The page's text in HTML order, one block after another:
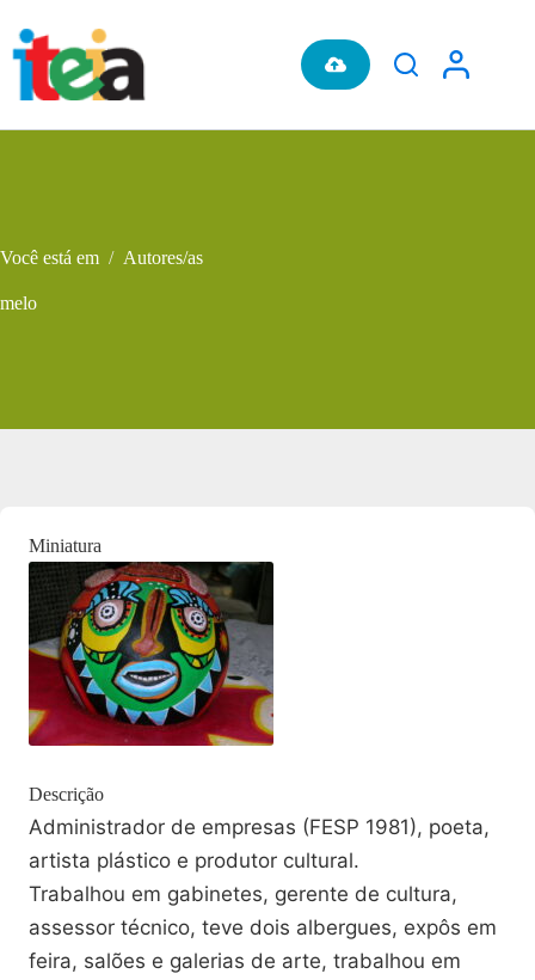
para
conteúdo
Você está em / Autores/as
melo
Miniatura
Descrição
Administrador de empresas (FESP 1981), poeta,
artista plástico e produtor cultural.
Trabalhou em gabinetes, gerente de cultura,
assessor técnico, teve dois albergues, expôs em
feira, salões e galerias de arte, trabalhou em